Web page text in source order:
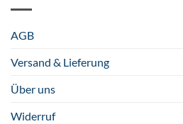
AGB
Versand & Lieferung
Über uns
Widerruf